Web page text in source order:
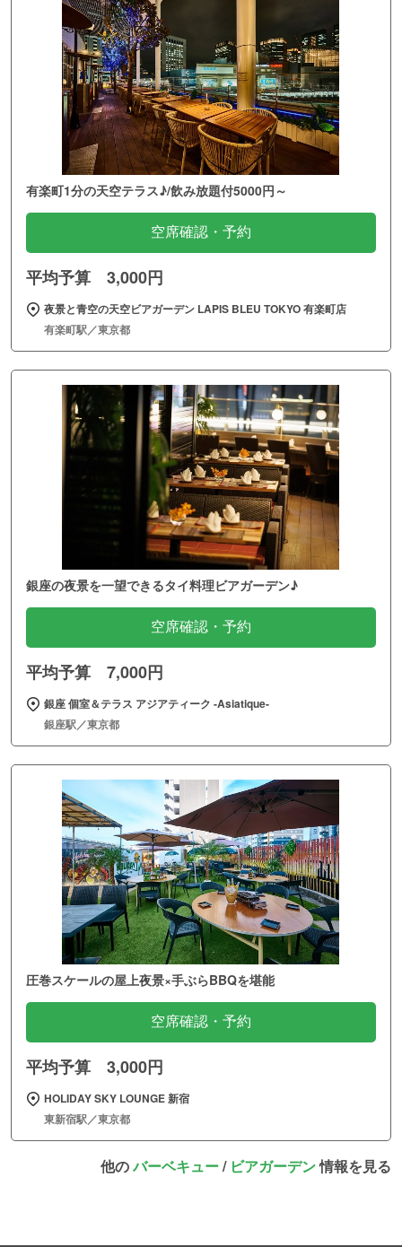
有楽町1分の天空テラス♪/飲み放題付5000円～
空席確認・予約
平均予算 3,000円
夜景と青空の天空ビアガーデン LAPIS BLEU TOKYO 有楽町店
有楽町駅／東京都
銀座の夜景を一望できるタイ料理ビアガーデン♪
空席確認・予約
平均予算 7,000円
銀座 個室＆テラス アジアティーク ‐Asiatique‐
銀座駅／東京都
圧巻スケールの屋上夜景×手ぶらBBQを堪能
空席確認・予約
平均予算 3,000円
HOLIDAY SKY LOUNGE 新宿
東新宿駅／東京都
他のバーベキュー/ ビアガーデン情報を見る